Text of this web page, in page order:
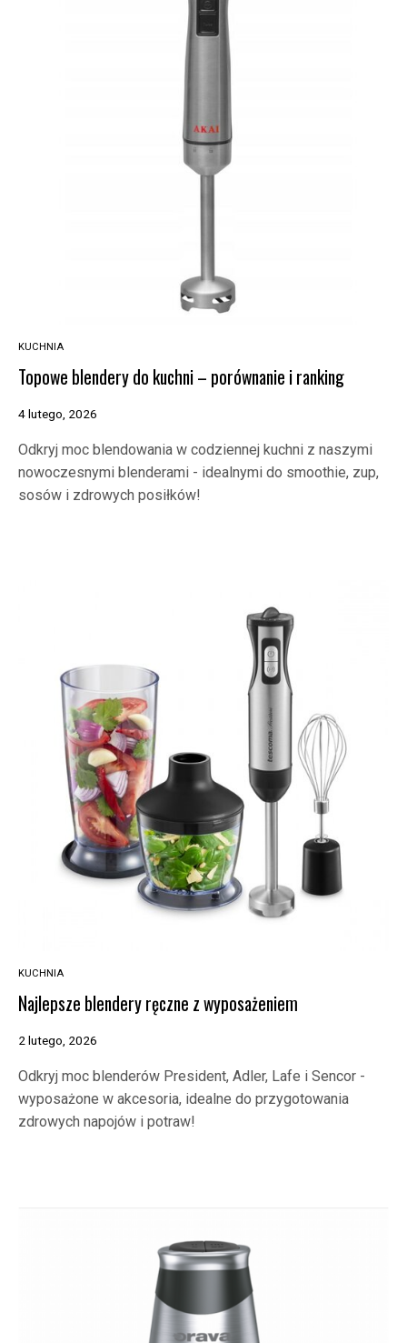
KUCHNIA
Topowe blendery do kuchni – porównanie i ranking
4 lutego, 2026
Odkryj moc blendowania w codziennej kuchni z naszymi
nowoczesnymi blenderami - idealnymi do smoothie, zup,
sosów i zdrowych posiłków!
KUCHNIA
Najlepsze blendery ręczne z wyposażeniem
2 lutego, 2026
Odkryj moc blenderów President, Adler, Lafe i Sencor -
wyposażone w akcesoria, idealne do przygotowania
zdrowych napojów i potraw!